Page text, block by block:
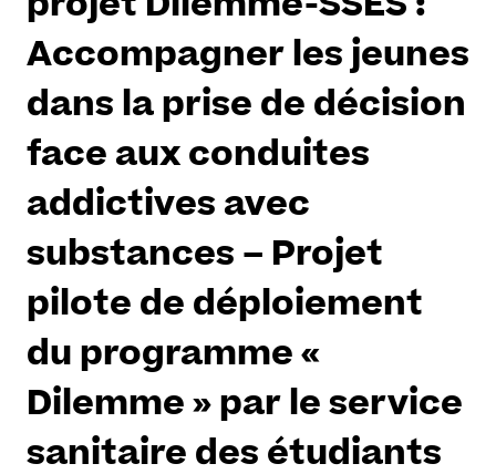
projet Dilemme-SSES :
Accompagner les jeunes
dans la prise de décision
face aux conduites
addictives avec
substances – Projet
pilote de déploiement
du programme «
Dilemme » par le service
sanitaire des étudiants